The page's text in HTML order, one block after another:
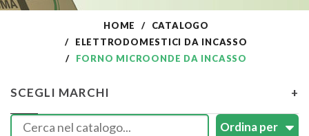
HOME
CATALOGO
ELETTRODOMESTICI DA INCASSO
FORNO MICROONDE DA INCASSO
SCEGLI MARCHI +